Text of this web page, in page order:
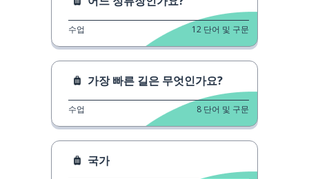
수업 12 단어 및 구문
가장 빠른 길은 무엇인가요?
수업 8 단어 및 구문
국가